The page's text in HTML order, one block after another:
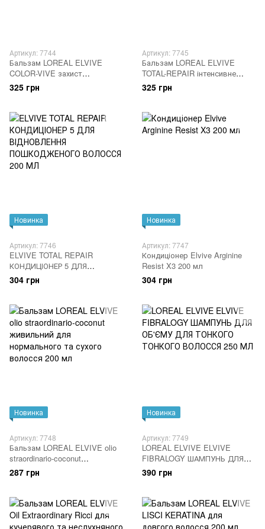
Артикул: 7744
Бальзам LOREAL ELVIVE
COLOR-VIVE захист
фарбованого волосся 180 мл
325 грн
Артикул: 7745
Бальзам LOREAL ELVIVE
TOTAL-REPAIR інтенсивне
відновлення 180 мл
325 грн
Новинка
Артикул: 7746
ELVIVE TOTAL REPAIR
КОНДИЦІОНЕР 5 ДЛЯ
ВІДНОВЛЕННЯ
ПОШКОДЖЕНОГО ВОЛОССЯ
304 грн
Новинка
Артикул: 7747
Кондиціонер Elvive Arginine
Resist X3 200 мл
304 грн
Новинка
Артикул: 7748
Бальзам LOREAL ELVIVE olio
straordinario-coconut
живильний для нормального
та сухого волосся 200 мл
287 грн
Новинка
Артикул: 7749
LOREAL ELVIVE ELVIVE
FIBRALOGY ШАМПУНЬ ДЛЯ
ОБ'ЄМУ ДЛЯ ТОНКОГО
ТОНКОГО ВОЛОССЯ 250 МЛ
390 грн